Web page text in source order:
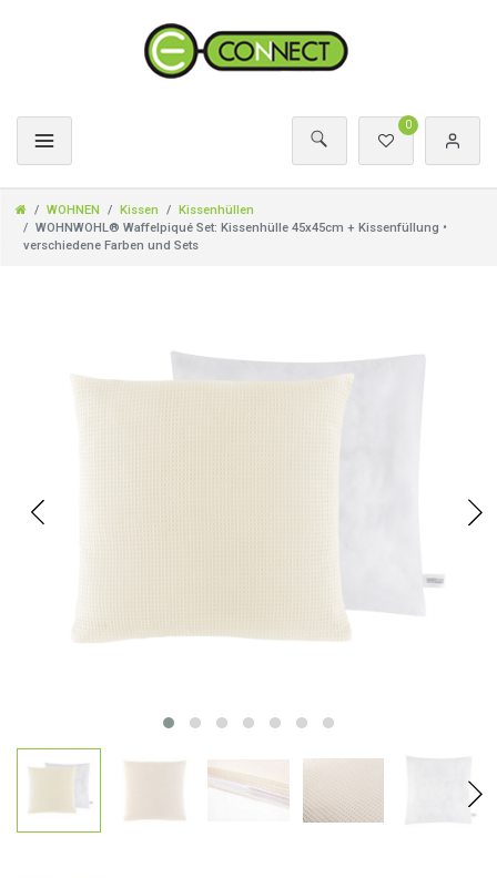
0
WOHNEN Kissen
Kissenhüllen
WOHNWOHL® Waffelpiqué Set: Kissenhülle 45x45cm + Kissenfüllung •
verschiedene Farben und Sets